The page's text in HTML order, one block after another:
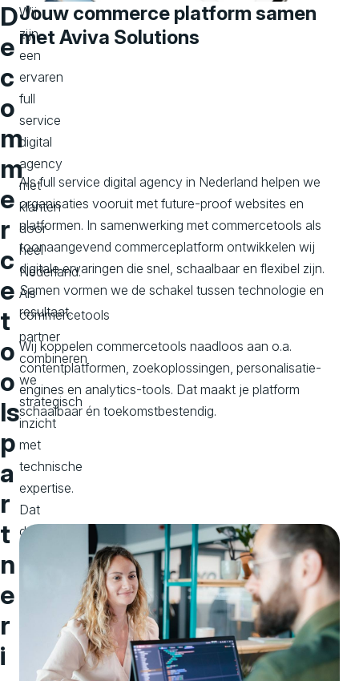
D
e
c
o
m
m
e
r
c
e
t
o
o
ls
p
a
r
t
n
e
r
i
Wij
zijn
een
ervaren
full
service
digital
agency
met
klanten
door
heel
Nederland.
Als
commercetools
partner
combineren
we
strategisch
inzicht
met
technische
expertise.
Dat
doen
pragmatische
aanpak,
gebaseerd
Jouw commerce platform samen
met Aviva Solutions
Als full service digital agency in Nederland helpen we
organisaties vooruit met future-proof websites en
platformen. In samenwerking met commercetools als
toonaangevend commerceplatform ontwikkelen wij
digitale ervaringen die snel, schaalbaar en flexibel zijn.
Samen vormen we de schakel tussen technologie en
resultaat.
Wij koppelen commercetools naadloos aan o.a.
contentplatformen, zoekoplossingen, personalisatie-
engines en analytics-tools. Dat maakt je platform
schaalbaar én toekomstbestendig.